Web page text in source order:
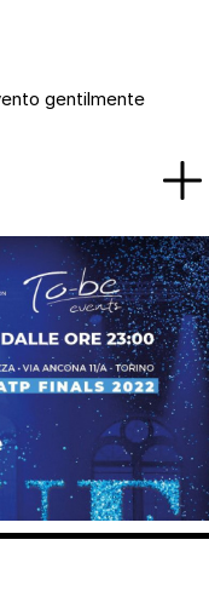
gentilmente